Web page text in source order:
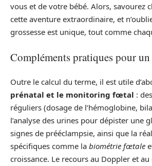
vous et de votre bébé. Alors, savourez
cette aventure extraordinaire, et
grossesse est unique, tout comme
Compléments pratiques pour
Outre le calcul du terme, il est utile
prénatal et le monitoring fœtal :
réguliers (dosage de l’hémoglobine,
l’analyse des urines pour dépister une
signes de prééclampsie, ainsi que la
spécifiques comme la biométrie fœtale
croissance. Le recours au Doppler et